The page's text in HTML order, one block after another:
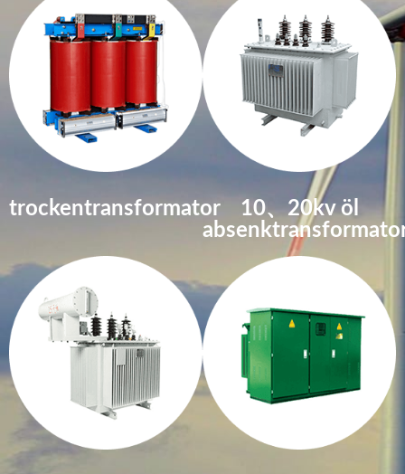
trockentransformator
10、20kv öl